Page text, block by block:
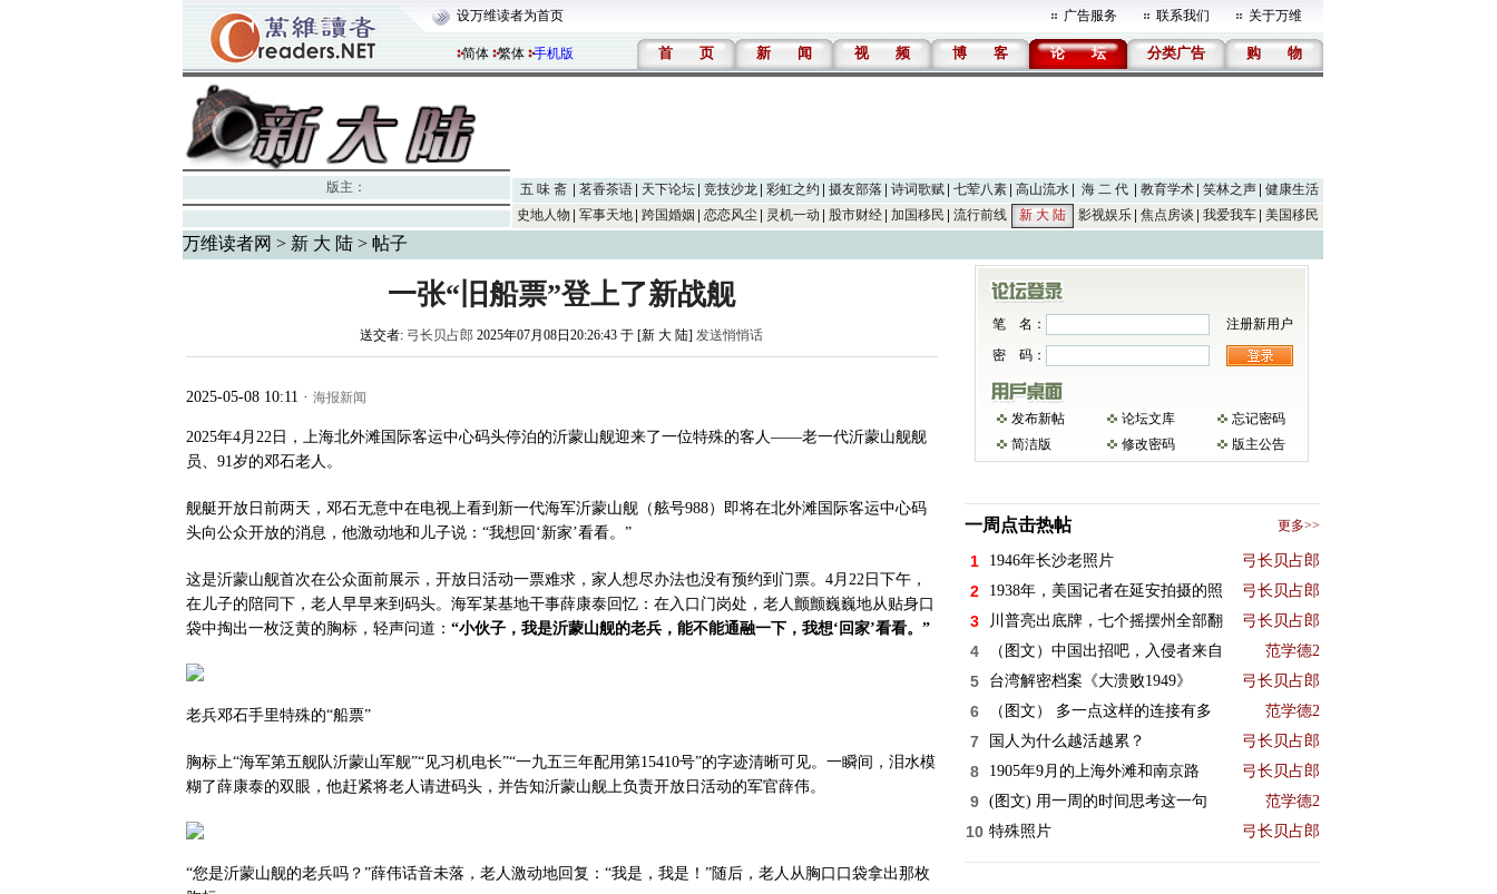
设万维读者为首页 广告服务 联系我们 关于万维
简体 繁体 手机版 首 页 新 闻 视 频 博 客 论 坛 分类广告 购 物
版主： 五 味 斋 茗香茶语 天下论坛 竞技沙龙 彩虹之约 摄友部落 诗词歌赋 七荤八素 高山流水 海 二 代 教育学术 笑林之声
健康生活
史地人物
军事天地 跨国婚姻 恋恋风尘 灵机一动 股市财经 加国移民 流行前线 新 大 陆 影视娱乐 焦点房谈 我爱我车 美国移民
万维读者网 > 新 大 陆> 帖子
一张“旧船票”登上了新战舰
送交者: 弓长贝占郎 2025年07月08日20:26:43 于 [新 大 陆] 发送悄悄话
2025-05-08 10:11 · 海报新闻
2025年4月22日，上海北外滩国际客运中心码头停泊的沂蒙山舰迎来了一位特殊的客人——老一代沂蒙山舰舰
员、91岁的邓石老人。
舰艇开放日前两天，邓石无意中在电视上看到新一代海军沂蒙山舰（舷号988）即将在北外滩国际客运中心码
头向公众开放的消息，他激动地和儿子说：“我想回‘新家’看看。”
这是沂蒙山舰首次在公众面前展示，开放日活动一票难求，家人想尽办法也没有预约到门票。4月22日下午，
在儿子的陪同下，老人早早来到码头。海军某基地干事薛康泰回忆：在入口门岗处，老人颤颤巍巍地从贴身口
袋中掏出一枚泛黄的胸标，轻声问道： “小伙子，我是沂蒙山舰的老兵，能不能通融一下，我想‘回家’看看。”
老兵邓石手里特殊的“船票”
胸标上“海军第五舰队沂蒙山军舰”“见习机电长”“一九五三年配用第15410号”的字迹清晰可见。一瞬间，泪水模
糊了薛康泰的双眼，他赶紧将老人请进码头，并告知沂蒙山舰上负责开放日活动的军官薛伟。
“您是沂蒙山舰的老兵吗？”薛伟话音未落，老人激动地回复：“我是，我是！”随后，老人从胸口口袋拿出那枚
笔 名：
注册新用户
密 码：
发布新帖 论坛文库
忘记密码
简洁版
修改密码 版主公告
一周点击热帖 更多>>
1 1946年长沙老照片 弓长贝占郎
2 1938年，美国记者在延安拍摄的照 弓长贝占郎
3 川普亮出底牌，七个摇摆州全部翻 弓长贝占郎
4 （图文）中国出招吧，入侵者来自 范学德2
5 台湾解密档案《大溃败1949》 弓长贝占郎
6 （图文） 多一点这样的连接有多 范学德2
7 国人为什么越活越累？ 弓长贝占郎
8 1905年9月的上海外滩和南京路 弓长贝占郎
9 (图文) 用一周的时间思考这一句 范学德2
10 特殊照片 弓长贝占郎